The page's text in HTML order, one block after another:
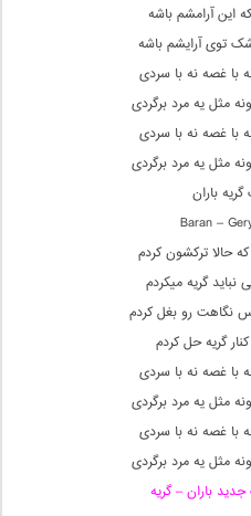
این آرامشم باشه
توی آرایشم باشه
با غصه نه با سردی
مثل یه مرد برگردی
با غصه نه با سردی
مثل یه مرد برگردی
باران
Baran –
حالا ترکشون کردم
گریه میکردم
نگاهت رو بغل کردم
گریه حل کردم
با غصه نه با سردی
مثل یه مرد برگردی
با غصه نه با سردی
مثل یه مرد برگردی
باران – گریه